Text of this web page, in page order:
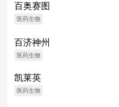
百奥赛图
医药生物
百济神州
医药生物
凯莱英
医药生物